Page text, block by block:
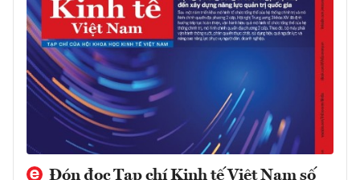
Đón đọc Tạp chí Kinh tế Việt Nam số